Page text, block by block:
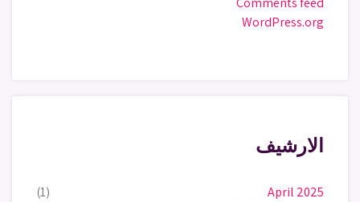
WordPress.org
الارشيف
April 2025
(1)